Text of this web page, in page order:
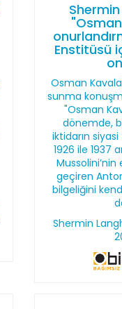
"Osman
Enstitüsü
Osman
sunma
"Osman
dönemde,
iktidarın
1926 ile 1937
geçiren
bilgeliğini
Shermin